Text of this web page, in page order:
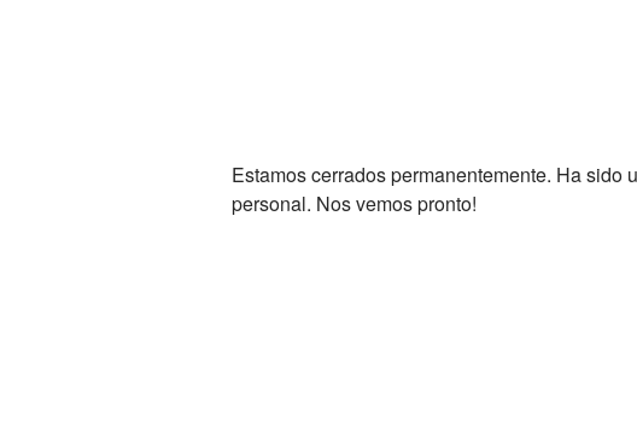
Estamos cerrados permanentemente. Ha sido
personal. Nos vemos pronto!